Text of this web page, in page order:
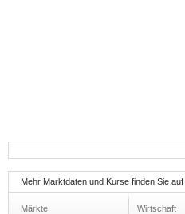
Mehr Marktdaten und Kurse finden Sie auf
Märkte
Wirtschaft